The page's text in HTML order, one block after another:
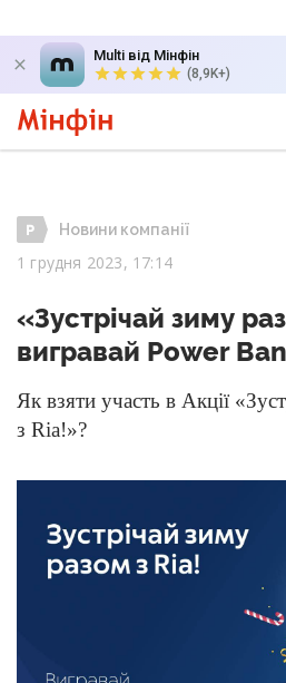
Multi від Мінфін
(8,9K+)
Новини компанії
1 грудня 2023, 17:14
«Зустрічай зиму
вигравай Power
Як взяти участь в Акції
з Ria!»?